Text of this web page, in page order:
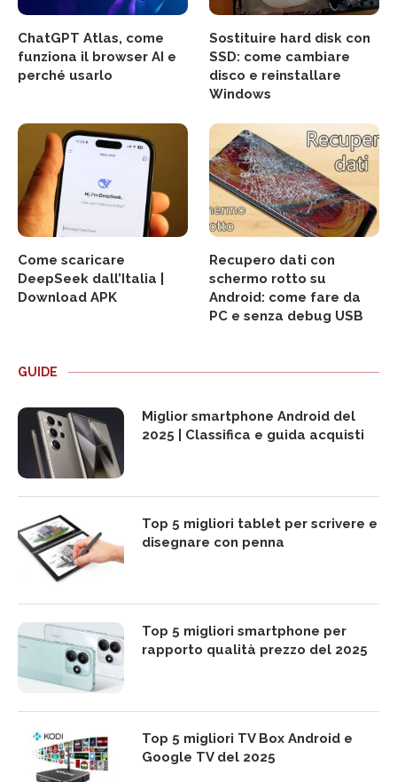
ChatGPT Atlas, come
funziona il browser AI e
perché usarlo
Sostituire hard disk con
SSD: come cambiare
disco e reinstallare
Windows
Come scaricare
DeepSeek dall’Italia |
Download APK
Recupero dati con
schermo rotto su
Android: come fare da
PC e senza debug USB
GUIDE
Miglior smartphone Android del
2025 | Classifica e guida acquisti
Top 5 migliori tablet per scrivere e
disegnare con penna
Top 5 migliori smartphone per
rapporto qualità prezzo del 2025
Top 5 migliori TV Box Android e
Google TV del 2025